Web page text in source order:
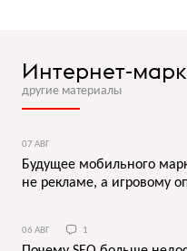
Интернет-
другие материалы
07 АВГ
Будущее мобильного
не рекламе, а игровому
06 АВГ 1